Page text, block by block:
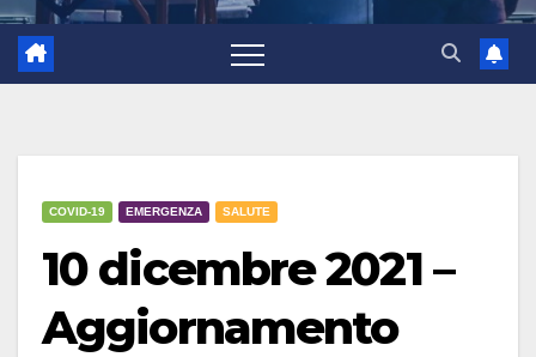
COVID-19 EMERGENZA SALUTE
10 dicembre 2021 –
Aggiornamento